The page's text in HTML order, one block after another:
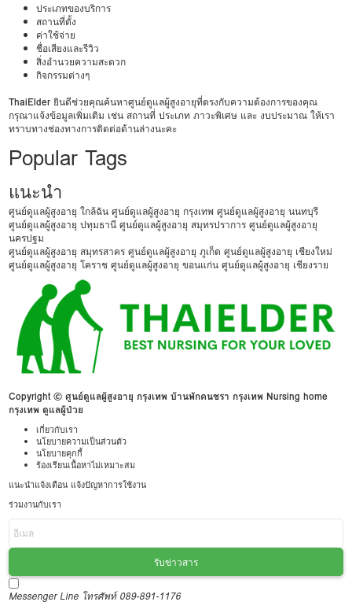
ประเภทของบริการ
สถานที่ตั้ง
ค่าใช้จ่าย
ชื่อเสียงและรีวิว
สิ่งอำนวยความสะดวก
กิจกรรมต่างๆ
ThaiElder ยินดีช่วยคุณค้นหาศูนย์ดูแลผู้สูงอายุที่ตรงกับความต้องการของคุณ
กรุณาแจ้งข้อมูลเพิ่มเติม เช่น สถานที่ ประเภท ภาวะพิเศษ และ งบประมาณ ให้เรา
ทราบทางช่องทางการติดต่อด้านล่างนะคะ
Popular Tags
แนะนำ
ศูนย์ดูแลผู้สูงอายุ ใกล้ฉัน ศูนย์ดูแลผู้สูงอายุ กรุงเทพ ศูนย์ดูแลผู้สูงอายุ นนทบุรี
ศูนย์ดูแลผู้สูงอายุ ปทุมธานี ศูนย์ดูแลผู้สูงอายุ สมุทรปราการ ศูนย์ดูแลผู้สูงอายุ
นครปฐม
ศูนย์ดูแลผู้สูงอายุ สมุทรสาคร ศูนย์ดูแลผู้สูงอายุ ภูเก็ต ศูนย์ดูแลผู้สูงอายุ เชียงใหม่
ศูนย์ดูแลผู้สูงอายุ โคราช ศูนย์ดูแลผู้สูงอายุ ขอนแก่น ศูนย์ดูแลผู้สูงอายุ เชียงราย
Copyright © ศูนย์ดูแลผู้สูงอายุ กรุงเทพ บ้านพักคนชรา กรุงเทพ Nursing home
กรุงเทพ ดูแลผู้ป่วย
เกี่ยวกับเรา
นโยบายความเป็นส่วนตัว
นโยบายคุกกี้
ร้องเรียนเนื้อหาไม่เหมาะสม
แนะนำแจ้งเตือน แจ้งปัญหาการใช้งาน
ร่วมงานกับเรา
รับข่าวสาร
Messenger Line โทรศัพท์ 089-891-1176